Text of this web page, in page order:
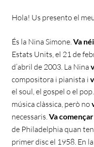
Hola! Us presento el
És la Nina Simone. Va
Estats Units, el 21 de
d’abril de 2003. La Nina
compositora i pianista i
el soul, el gospel o el
música clàssica, però no
necessaris. Va començar
de Philadelphia quan
primer disc el 1958. En